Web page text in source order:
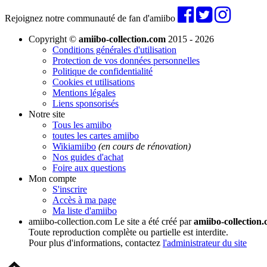
Rejoignez notre communauté de fan d'amiibo
Copyright © amiibo-collection.com 2015 - 2026
Conditions générales d'utilisation
Protection de vos données personnelles
Politique de confidentialité
Cookies et utilisations
Mentions légales
Liens sponsorisés
Notre site
Tous les amiibo
toutes les cartes amiibo
Wikiamiibo (en cours de rénovation)
Nos guides d'achat
Foire aux questions
Mon compte
S'inscrire
Accès à ma page
Ma liste d'amiibo
amiibo-collection.com Le site a été créé paramiibo-
Toute reproduction complète ou partielle est interdite.
Pour plus d'informations, contactez l'administrateur du site